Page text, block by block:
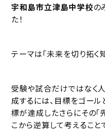
宇和島市立津島中学校の
た！
テーマは「未来を切り拓く
受験や試合だけではなく
成するには、目標をゴール
標が達成したさらにその「
こから逆算して考えること